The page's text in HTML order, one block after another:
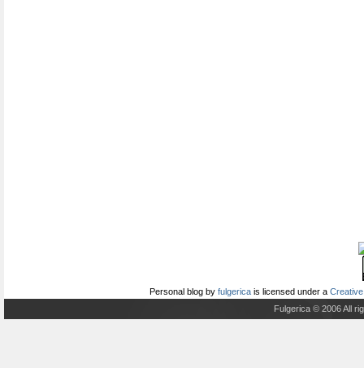
Personal blog by fulgerica is licensed under a
Fulgerica © 2006 All